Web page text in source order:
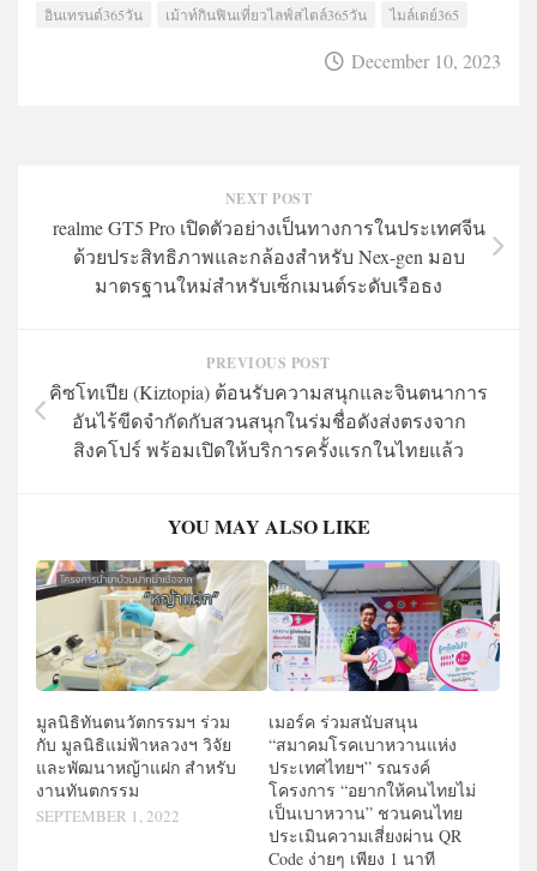
อินเทรนด์365วัน
เม้าท์กินฟินเที่ยวไลฟ์สไตล์365วัน ไมล์เดย์365
December 10, 2023
NEXT POST
realme GT5 Pro เปิดตัวอย่างเป็นทางการในประเทศจีน
ด้วยประสิทธิภาพและกล้องสำหรับ Nex-gen มอบ
มาตรฐานใหม่สำหรับเซ็กเมนต์ระดับเรือธง
PREVIOUS POST
คิซโทเปีย (Kiztopia) ต้อนรับความสนุกและจินตนาการ
อันไร้ขีดจำกัดกับสวนสนุกในร่มชื่อดังส่งตรงจาก
สิงคโปร์ พร้อมเปิดให้บริการครั้งแรกในไทยแล้ว
YOU MAY ALSO LIKE
มูลนิธิทันตนวัตกรรมฯ ร่วม
กับ มูลนิธิแม่ฟ้าหลวงฯ วิจัย
และพัฒนาหญ้าแฝก สำหรับ
งานทันตกรรม
SEPTEMBER 1, 2022
เมอร์ค ร่วมสนับสนุน
“สมาคมโรคเบาหวานแห่ง
ประเทศไทยฯ” รณรงค์
โครงการ “อยากให้คนไทยไม่
เป็นเบาหวาน” ชวนคนไทย
ประเมินความเสี่ยงผ่าน QR
Code ง่ายๆ เพียง 1 นาที